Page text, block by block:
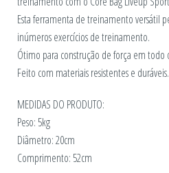
Esta ferramenta de treinamento versátil
inúmeros exercícios de treinamento.
Ótimo para construção de força em todo
Feito com materiais resistentes e duráveis.
MEDIDAS DO PRODUTO:
Peso: 5kg
Diâmetro: 20cm
Comprimento: 52cm